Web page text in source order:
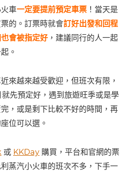
車一定要提前預定車票 ！當天是
的。訂票時就會訂好出發和回程
會被指定好 ，建議同行的人一起
。
來越來越受歡迎，但班次有限，
先預定好，遇到旅遊旺季或是學
，或是剩下比較不好的時間，再
位可以選。
或 KKDay 購買，平台和官網的票
蒸汽小火車的班次不多，下手一